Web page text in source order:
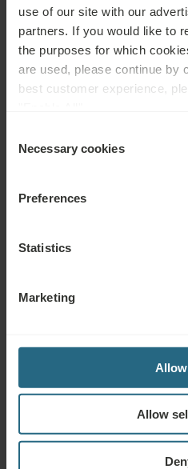
use of our site with our
partners. If you would like to
the purposes for which
are used, please continue by
best customer experience,
Selection
Necessary cookies
Preferences
Statistics
Marketing
Allow
Prosimy o kontakt w przypadku
hoteli lub usług Ensana. Pytania i
ZADAJ
do naszego programu
najlepszą możliwą ofertę. Chętnie
być może nie znalazłeś na